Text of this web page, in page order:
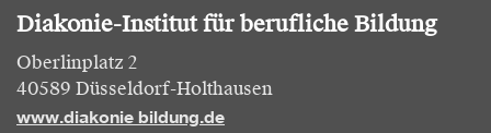
Diakonie-Institut für berufliche Bildung
Oberlinplatz 2
40589 Düsseldorf-Holthausen
www.diakonie bildung.de